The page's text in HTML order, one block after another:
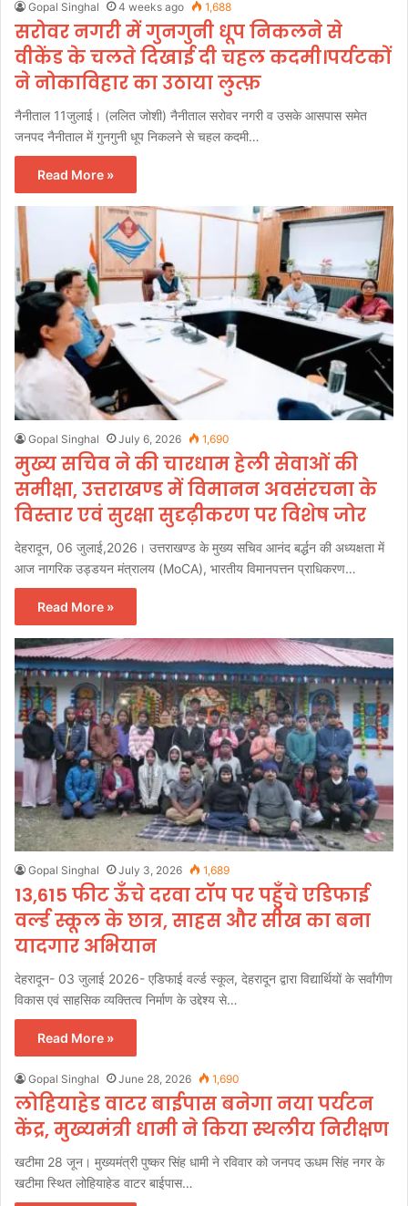
Gopal Singhal 4 weeks ago 1,688
सरोवर नगरी में गुनगुनी धूप निकलने से
वीकेंड के चलते दिखाई दी चहल कदमी।पर्यटकों
ने नोकाविहार का उठाया लुत्फ़
नैनीताल 11जुलाई। (ललित जोशी) नैनीताल सरोवर नगरी व उसके आसपास समेत
जनपद नैनीताल में गुनगुनी धूप निकलने से चहल कदमी…
Read More »
Gopal Singhal July 6, 2026 1,690
मुख्य सचिव ने की चारधाम हेली सेवाओं की
समीक्षा, उत्तराखण्ड में विमानन अवसंरचना के
विस्तार एवं सुरक्षा सुदृढ़ीकरण पर विशेष जोर
देहरादून, 06 जुलाई,2026। उत्तराखण्ड के मुख्य सचिव आनंद बर्द्धन की अध्यक्षता में
आज नागरिक उड्डयन मंत्रालय (MoCA), भारतीय विमानपत्तन प्राधिकरण…
Read More »
Gopal Singhal July 3, 2026 1,689
13,615 फीट ऊँचे दरवा टॉप पर पहुँचे एडिफाई
वर्ल्ड स्कूल के छात्र, साहस और सीख का बना
यादगार अभियान
देहरादून- 03 जुलाई 2026- एडिफाई वर्ल्ड स्कूल, देहरादून द्वारा विद्यार्थियों के सर्वांगीण
विकास एवं साहसिक व्यक्तित्व निर्माण के उद्देश्य से…
Read More »
Gopal Singhal June 28, 2026 1,690
लोहियाहेड वाटर बाईपास बनेगा नया पर्यटन
केंद्र, मुख्यमंत्री धामी ने किया स्थलीय निरीक्षण
खटीमा 28 जून। मुख्यमंत्री पुष्कर सिंह धामी ने रविवार को जनपद ऊधम सिंह नगर के
खटीमा स्थित लोहियाहेड वाटर बाईपास…